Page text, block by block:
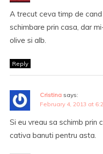
A trecut ceva timp de
schimbare prin casa, dar
olive si alb.
Reply
Cristina says:
February 4, 2013 at
Si eu vreau sa schimb prin
cativa banuti pentru asta.